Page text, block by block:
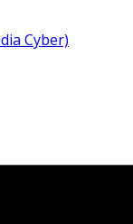
Cyber)